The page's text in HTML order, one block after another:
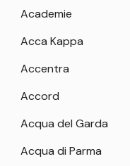
Academie
Acca Kappa
Accentra
Accord
Acqua del Garda
Acqua di Parma